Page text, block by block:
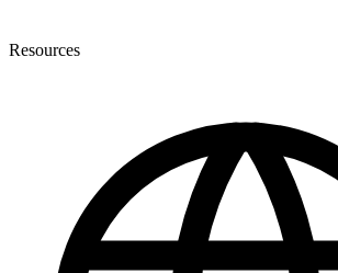
Resources